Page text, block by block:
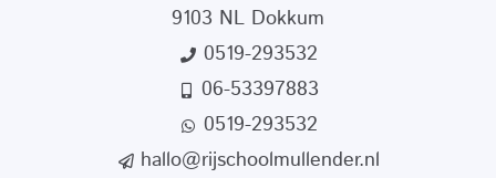
9103 NL Dokkum
0519-293532
06-53397883
0519-293532
hallo@rijschoolmullender.nl